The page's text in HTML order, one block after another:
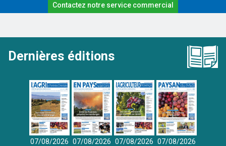
Contactez notre service commercial
Dernières éditions
07/08/2026 07/08/2026 07/08/2026 07/08/2026